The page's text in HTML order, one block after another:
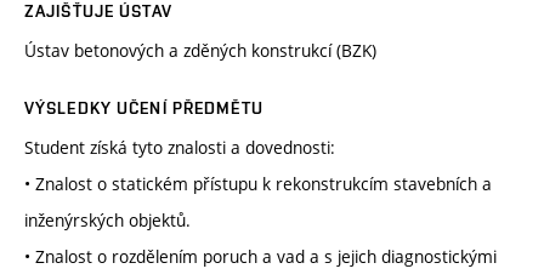
ZAJIŠŤUJE ÚSTAV
Ústav betonových a zděných konstrukcí (BZK)
VÝSLEDKY UČENÍ PŘEDMĚTU
Student získá tyto znalosti a dovednosti:
• Znalost o statickém přístupu k rekonstrukcím stavebních a
inženýrských objektů.
• Znalost o rozdělením poruch a vad a s jejich diagnostickými